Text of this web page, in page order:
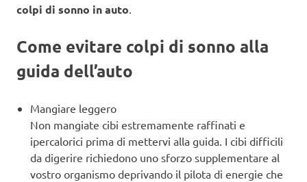
colpi di sonno in auto
Come evitare colpi di sonno alla
guida dell’auto
Mangiare leggero
Non mangiate cibi estremamente raffinati e
ipercalorici prima di mettervi alla guida. I cibi difficili
da digerire richiedono uno sforzo supplementare al
vostro organismo deprivando il pilota di energie che